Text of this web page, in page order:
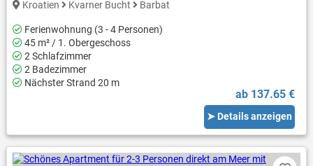
Kroatien Kvarner Bucht Barbat
Ferienwohnung (3 - 4 Personen)
45 m² / 1. Obergeschoss
2 Schlafzimmer
2 Badezimmer
Nächster Strand 20 m
ab 137.65 €
➤ Details anzeigen